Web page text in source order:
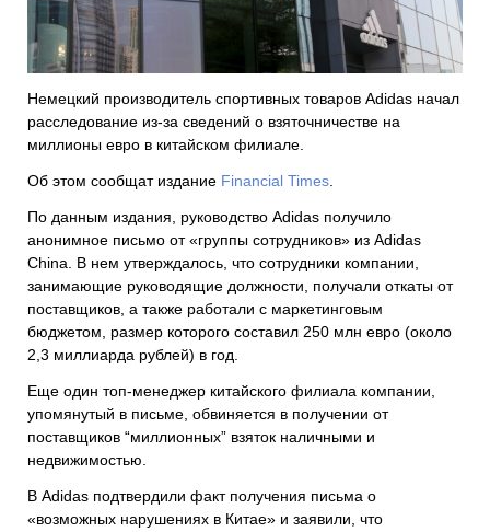
Немецкий производитель спортивных товаров Adidas начал
расследование из-за сведений о взяточничестве на
миллионы евро в китайском филиале.
Об этом сообщат издание Financial Times.
По данным издания, руководство Adidas получило
анонимное письмо от «группы сотрудников» из Adidas
China. В нем утверждалось, что сотрудники компании,
занимающие руководящие должности, получали откаты от
поставщиков, а также работали с маркетинговым
бюджетом, размер которого составил 250 млн евро (около
2,3 миллиарда рублей) в год.
Еще один топ-менеджер китайского филиала компании,
упомянутый в письме, обвиняется в получении от
поставщиков “миллионных” взяток наличными и
недвижимостью.
В Adidas подтвердили факт получения письма о
«возможных нарушениях в Китае» и заявили, что